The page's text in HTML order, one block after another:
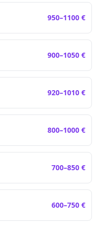
950–1100 €
900–1050 €
920–1010 €
800–1000 €
700–850 €
600–750 €